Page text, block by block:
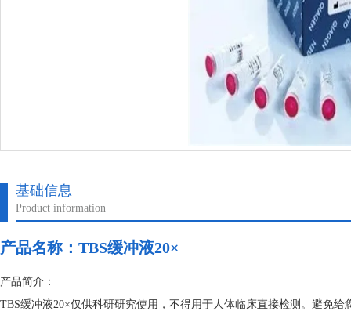
基础信息
Product information
产品名称： TBS缓冲液20×
产品简介：
TBS缓冲液20×仅供科研研究使用，不得用于人体临床直接检测。避免